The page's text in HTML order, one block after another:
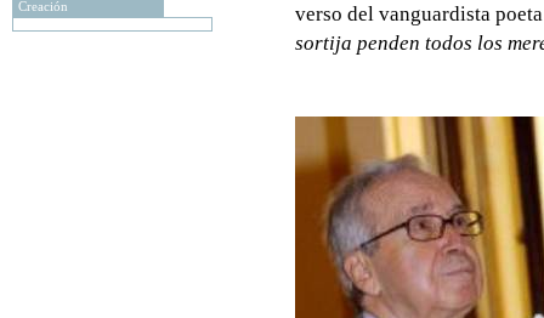
Creación
verso del vanguardista
sortija penden todos los